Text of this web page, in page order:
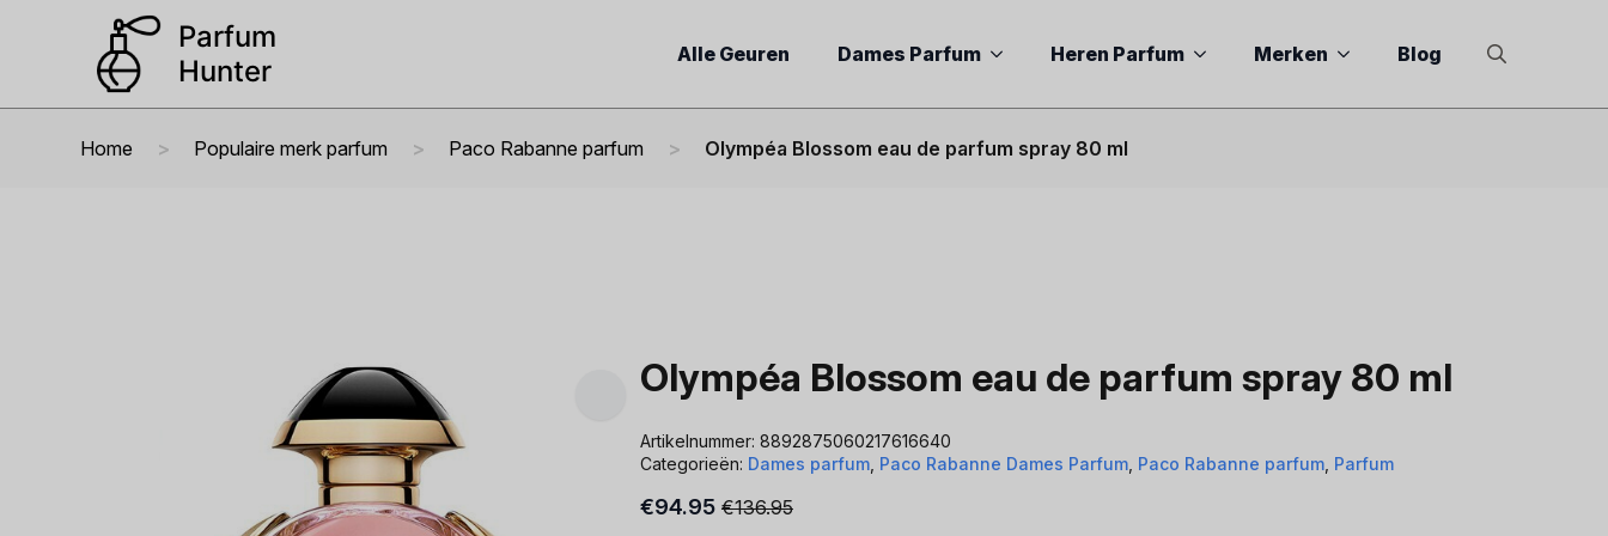
Alle Geuren Dames Parfum Heren Parfum Merken
Blog
Home Populaire merk parfum Paco Rabanne parfum Olympéa Blossom eau de parfum spray 80 ml
Olympéa Blossom eau de parfum spray 80 ml
Artikelnummer:8892875060217616640
Categorieën: Dames parfum Paco Rabanne Dames Parfum Paco Rabanne parfum Parfum
€136.95
Oorspronkelijke
€94.95
Huidige